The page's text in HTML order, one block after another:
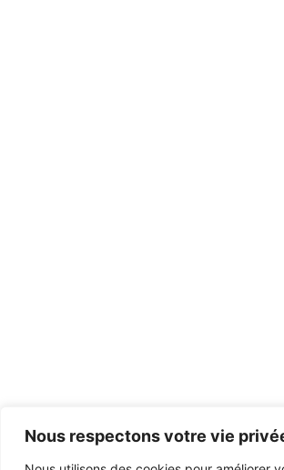
Nous respectons votre vie